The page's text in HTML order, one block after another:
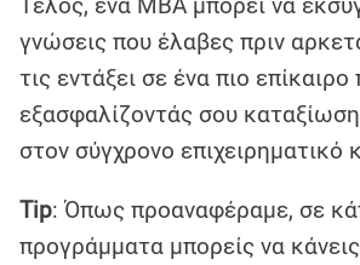
γνώσεις που έλαβες πριν
τις εντάξει σε ένα πιο επίκαιρο
εξασφαλίζοντάς σου
στον σύγχρονο επιχειρηματικό
Tip: Όπως προαναφέραμε, σε
προγράμματα μπορείς να